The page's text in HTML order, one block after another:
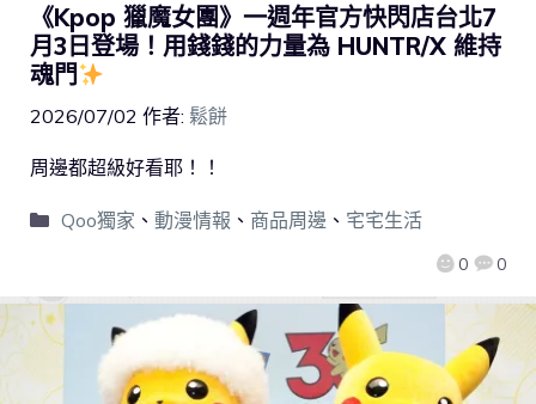
《Kpop 獵魔女團》一週年官方快閃店台北7
月3日登場！用錢錢的力量為 HUNTR/X 維持
魂門
2026/07/02 作者: 鬆餅
0 0
周邊都超級好看耶！！
Qoo獨家 、 動漫情報 、 商品周邊 、 宅宅生活